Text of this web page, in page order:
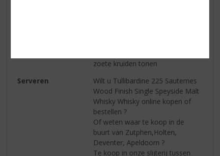
zoete kruiden tonen
Serveren
Wilt u Tullibardine 225 Sauternes
Wood Finish Single Speyside Malt
Whisky Whisky online kopen of
bestellen ?
Of weten waar te koop in de
buurt van Zutphen,Holten,
Deventer, Apeldoorn ?
Te koop in onze slijterij tussen